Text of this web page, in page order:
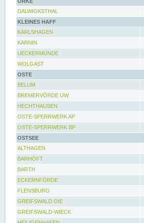
DALWIGKSTHAL
KLEINES HAFF
KARLSHAGEN
KARNIN
UECKERMÜNDE
WOLGAST
OSTE
BELUM
BREMERVÖRDE UW
HECHTHAUSEN
OSTE-SPERRWERK AP
OSTE-SPERRWERK BP
OSTSEE
ALTHAGEN
BARHÖFT
BARTH
ECKERNFÖRDE
FLENSBURG
GREIFSWALD OIE
GREIFSWALD-WIECK